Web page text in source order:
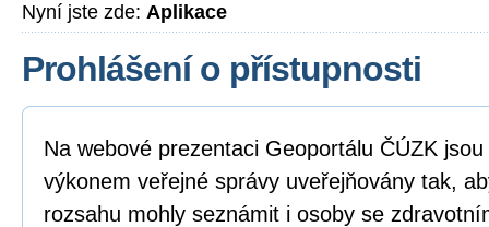
Nyní jste zde: Aplikace
Prohlášení o přístupnosti
Na webové prezentaci Geoportálu ČÚZK
výkonem veřejné správy uveřejňovány tak,
rozsahu mohly seznámit i osoby se